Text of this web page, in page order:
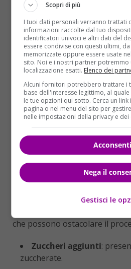
Verdure fresche: carote,
cavolfiore.
Legumi: ceci, lenticchie e
proteico sano.
Frutta fresca: ricca di
ideale come snack o a
Cereali integrali : come
per un’energia a lungo
: ottimi per
grazie ai probiotici.
: come il
che possono ostacolare il
Zuccheri aggiunti:
zuccherate.
Scopri di più
I tuoi dati personali verranno trattati
informazioni raccolte dal tuo
identificatori univoci e altri dati del
essere condivise con questi ultimi,
memorizzate oppure essere usate
sito. Noi e i nostri partner potremmo
localizzazione esatti. Elenco dei
Alcuni fornitori potrebbero trattare i
base dell'interesse legittimo, al
le tue opzioni qui sotto. Cerca un
pagina o nel menu del sito per
nelle impostazioni della privacy e dei
Acconsenti
Nega il
Gestisci le